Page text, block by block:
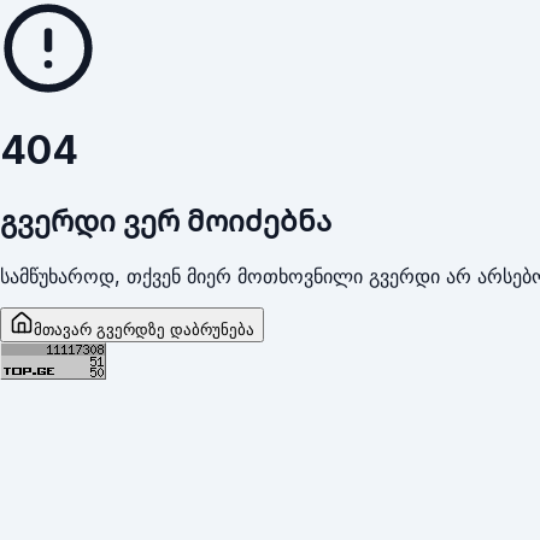
404
გვერდი ვერ მოიძებნა
სამწუხაროდ, თქვენ მიერ მოთხოვნილი გვერდი არ
მთავარ გვერდზე დაბრუნება